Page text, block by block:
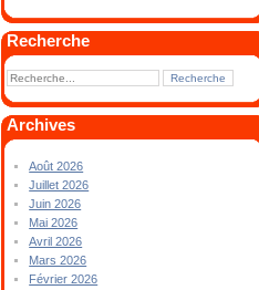
Recherche
Archives
Août 2026
Juillet 2026
Juin 2026
Mai 2026
Avril 2026
Mars 2026
Février 2026